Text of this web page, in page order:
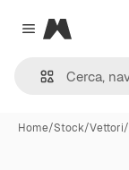
Close menu
Magnific
Home/Stock/Vettori/